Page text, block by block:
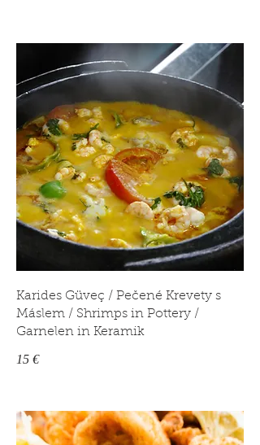
Karides Güveç / Pečené Krevety s
Máslem / Shrimps in Pottery /
Garnelen in Keramik
15 €